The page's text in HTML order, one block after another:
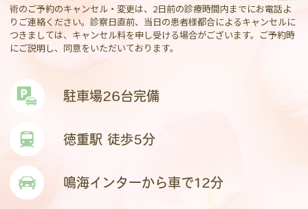
術のご予約のキャンセル・変更は、2日前の診療時間内までにお電話よ
りご連絡ください。診察日直前、当日の患者様都合によるキャンセルに
つきましては、キャンセル料を申し受ける場合がございます。ご予約時
にご説明し、同意をいただいております。
駐車場26台完備
徳重駅 徒歩5分
鳴海インターから車で12分